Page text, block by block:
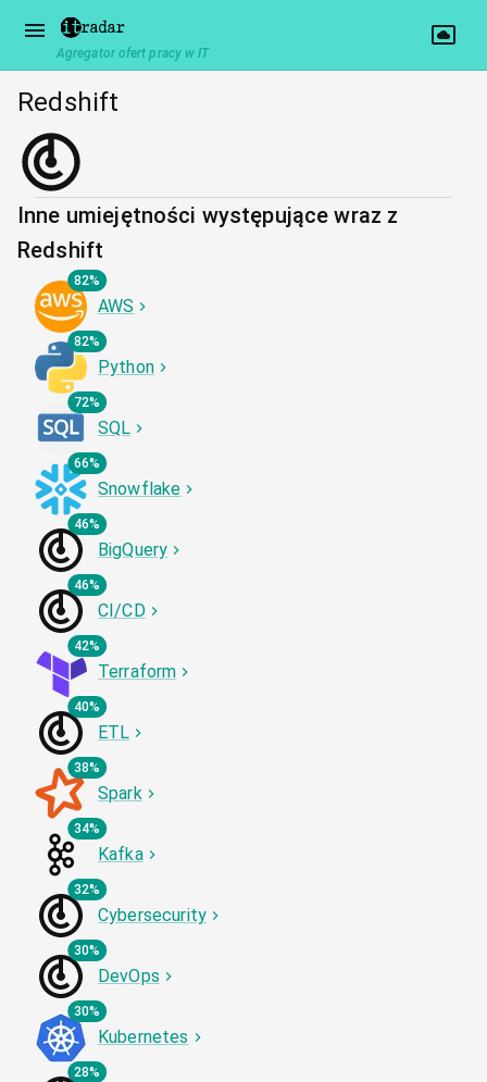
Agregator ofert pracy w IT
Redshift
Inne umiejętności występujące wraz z
Redshift
82%
AWS
82%
Python
72%
SQL
66%
Snowflake
46%
BigQuery
46%
CI/CD
42%
Terraform
40%
ETL
38%
Spark
34%
Kafka
32%
Cybersecurity
30%
DevOps
30%
Kubernetes
28%